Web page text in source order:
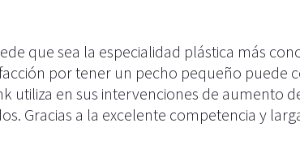
que sea la especialidad plástica más
por tener un pecho pequeño puede
utiliza en sus intervenciones de
Gracias a la excelente competencia y